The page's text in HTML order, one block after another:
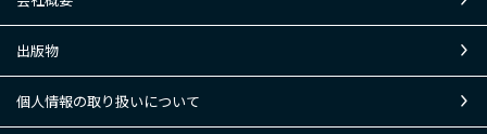
出版物
個人情報の取り扱いについて